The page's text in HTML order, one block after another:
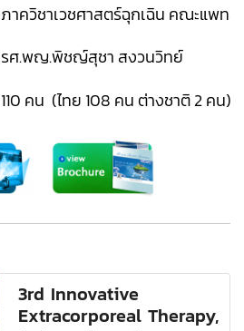
ภาควิชาเวชศาสตร์ฉุกเฉิน คณะแพท
รศ.พญ.พิชญ์สุชา สงวนวิทย์
110 คน (ไทย 108 คน ต่างชาติ 2 คน)
3rd Innovative
Extracorporeal Therapy,